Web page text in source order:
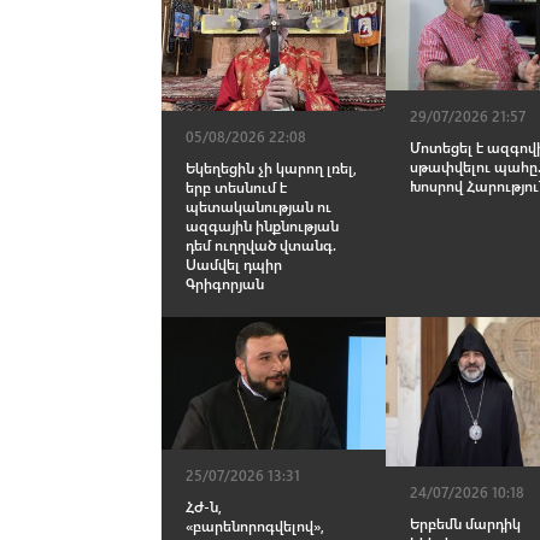
05/08/2026 22:08
Եկեղեցին չի կարող լռել,
երբ տեսնում է
պետականության ու
ազգային ինքնության
դեմ ուղղված վտանգ.
Սամվել դպիր
Գրիգորյան
29/07/2026 21:57
Մոտեցել է
սթափվելու
Խոսրով
25/07/2026 13:31
ՀԺ-ն,
«բարենորոգվելով»,
24/07/2026 10:18
Երբեմն մարդիկ